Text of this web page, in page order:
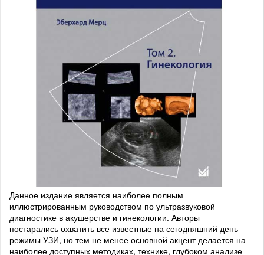
Данное издание является наиболее полным
иллюстрированным руководством по ультразвуковой
диагностике в акушерстве и гинекологии. Авторы
постарались охватить все известные на сегодняшний день
режимы УЗИ, но тем не менее основной акцент делается на
наиболее доступных методиках, технике, глубоком анализе